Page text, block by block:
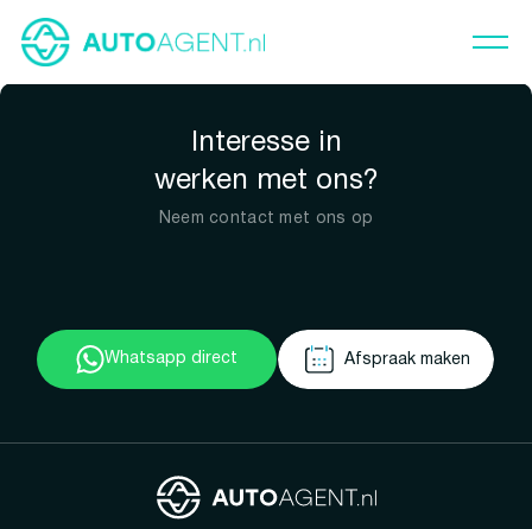
Interesse in
werken met ons?
Neem contact met ons op
Whatsapp direct Afspraak maken